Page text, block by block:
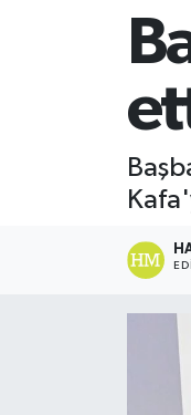
ÇATALKÖY
ENGLISH
Tüm Manşetler
Son Dakika
Haber Arşivi